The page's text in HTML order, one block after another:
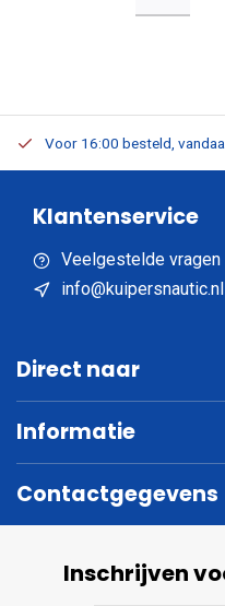
Voor 16:00 besteld,
Klantenservice
Veelgestelde vragen
info@kuipersnautic.nl
Direct naar
Informatie
Contactgegevens
Inschrijven